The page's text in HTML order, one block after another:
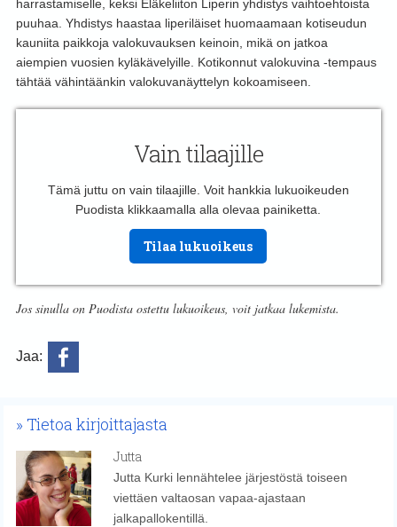
harrastamiselle, keksi Eläkeliiton Liperin yhdistys vaihtoehtoista
puuhaa. Yhdistys haastaa liperiläiset huomaamaan kotiseudun
kauniita paikkoja valokuvauksen keinoin, mikä on jatkoa
aiempien vuosien kyläkävelyille. Kotikonnut valokuvina -tempaus
tähtää vähintäänkin valokuvanäyttelyn kokoamiseen.
Vain tilaajille
Tämä juttu on vain tilaajille. Voit hankkia lukuoikeuden
Puodista klikkaamalla alla olevaa painiketta.
Tilaa lukuoikeus
Jos sinulla on Puodista ostettu lukuoikeus, voit jatkaa lukemista.
Jaa:
Tietoa kirjoittajasta
Jutta
Jutta Kurki lennähtelee järjestöstä toiseen
viettäen valtaosan vapaa-ajastaan
jalkapallokentillä.